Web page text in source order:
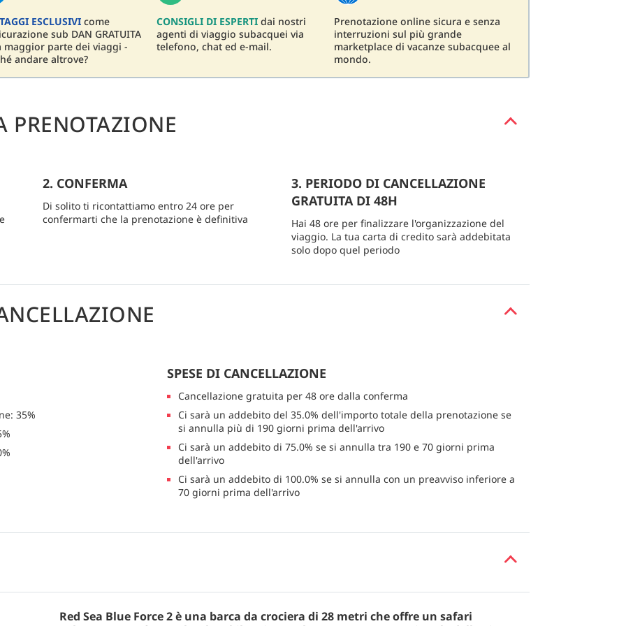
ESCLUSIVI come
sub DAN GRATUITA
maggior parte dei viaggi -
andare altrove?
CONSIGLI DI ESPERTI dai nostri
agenti di viaggio subacquei via
telefono, chat ed e-mail.
Prenotazione online sicura e senza
interruzioni sul più grande
marketplace di vacanze subacquee al
mondo.
PRENOTAZIONE
2. CONFERMA
Di solito ti ricontattiamo entro 24 ore per
confermarti che la prenotazione è definitiva
3. PERIODO DI CANCELLAZIONE
GRATUITA DI 48H
Hai 48 ore per finalizzare l'organizzazione del
viaggio. La tua carta di credito sarà addebitata
solo dopo quel periodo
35%
SPESE DI CANCELLAZIONE
Cancellazione gratuita per 48 ore dalla conferma
Ci sarà un addebito del 35.0% dell'importo totale della prenotazione se
si annulla più di 190 giorni prima dell'arrivo
Ci sarà un addebito di 75.0% se si annulla tra 190 e 70 giorni prima
dell'arrivo
Ci sarà un addebito di 100.0% se si annulla con un preavviso inferiore a
70 giorni prima dell'arrivo
Red Sea Blue Force 2 è una barca da crociera di 28 metri che offre un safari